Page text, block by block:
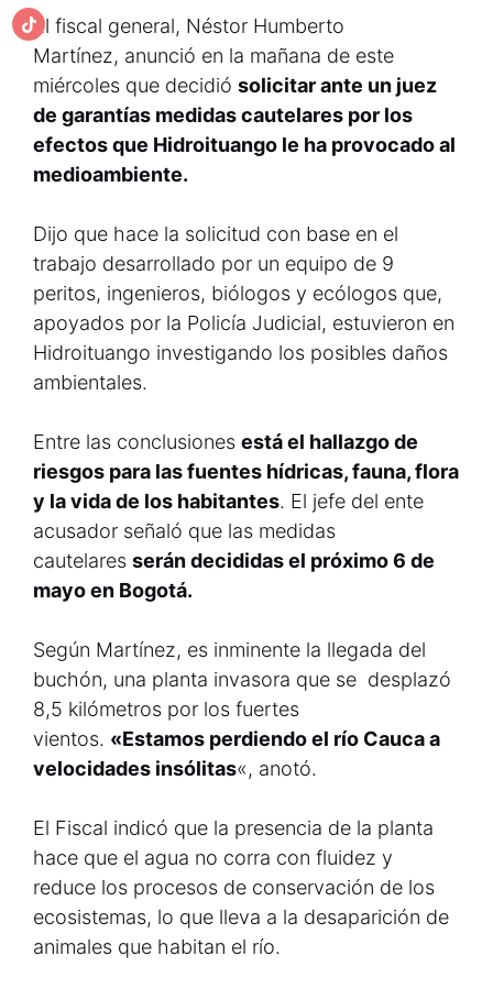
El fiscal general, Néstor Humberto
Martínez, anunció en la mañana de este
miércoles que decidió solicitar ante un juez
de garantías medidas cautelares por los
efectos que Hidroituango le ha provocado al
medioambiente.
Dijo que hace la solicitud con base en el
trabajo desarrollado por un equipo de 9
peritos, ingenieros, biólogos y ecólogos que,
apoyados por la Policía Judicial, estuvieron en
Hidroituango investigando los posibles daños
ambientales.
Entre las conclusiones está el hallazgo de
riesgos para las fuentes hídricas, fauna, flora
y la vida de los habitantes. El jefe del ente
acusador señaló que las medidas
cautelares serán decididas el próximo 6 de
mayo en Bogotá.
Según Martínez, es inminente la llegada del
buchón, una planta invasora que se desplazó
8,5 kilómetros por los fuertes
vientos. «Estamos perdiendo el río Cauca a
velocidades insólitas«, anotó.
El Fiscal indicó que la presencia de la planta
hace que el agua no corra con fluidez y
reduce los procesos de conservación de los
ecosistemas, lo que lleva a la desaparición de
animales que habitan el río.